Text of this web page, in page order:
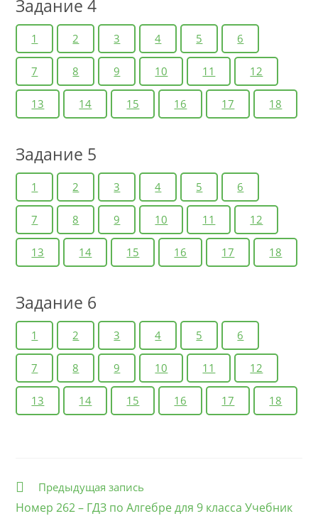
Задание 4
1 2 3 4 5 6
7 8 9 10 11 12
13 14 15 16 17 18
Задание 5
1 2 3 4 5 6
7 8 9 10 11 12
13 14 15 16 17 18
Задание 6
1 2 3 4 5 6
7 8 9 10 11 12
13 14 15 16 17 18
Еще
Предыдущая запись
Номер 262 – ГДЗ по Алгебре для 9 класса Учебник